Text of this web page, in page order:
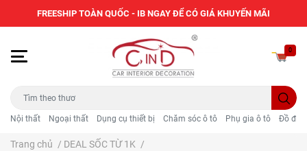
Nội thất Ngoại thất Dụng cụ thiết bị Chăm sóc ô tô Phụ gia ô tô Đồ
0
Trang chủ / DEAL SỐC TỪ 1K /
FREESHIP TOÀN QUỐC - IB NGAY ĐỂ CÓ GIÁ KHUYẾN MÃI